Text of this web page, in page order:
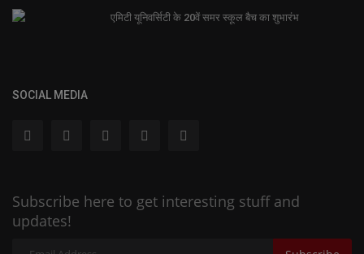
एमिटी यूनिवर्सिटी के 20वें समर स्कूल बैच का शुभारंभ
SOCIAL MEDIA
Subscribe here to get interesting stuff and
updates!